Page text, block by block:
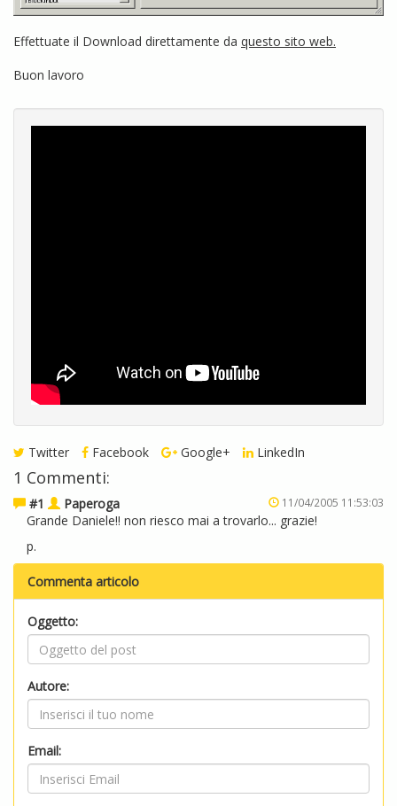
Effettuate il Download direttamente da questo sito web.
Buon lavoro
Twitter Facebook Google+ LinkedIn
1 Commenti:
#1 Paperoga 11/04/2005 11:53:03
Grande Daniele!! non riesco mai a trovarlo... grazie!
p.
Commenta articolo
Oggetto:
Autore:
Email: